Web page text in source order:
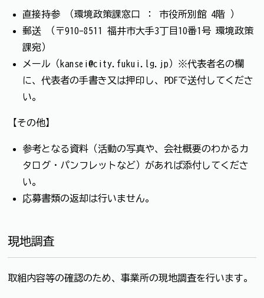
直接持参 （環境政策課窓口 ： 市役所別館 4階 ）
郵送 （〒910-8511 福井市大手3丁目10番1号 環境政策
課宛）
メール（kansei@city.fukui.lg.jp）※代表者名の欄
に、代表者の手書き又は押印し、PDFで送付してくださ
い。
【その他】
参考となる資料（活動の写真や、会社概要のわかるカ
タログ・パンフレットなど）があれば添付してくださ
い。
応募書類の返却は行いません。
現地調査
取組内容等の確認のため、事業所の現地調査を行います。